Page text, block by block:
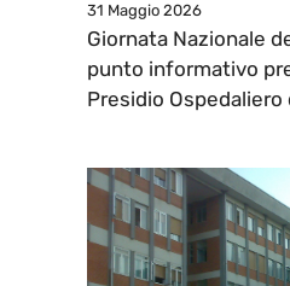
31 Maggio 2026
Giornata Nazionale
punto informativo
Presidio Ospedaliero